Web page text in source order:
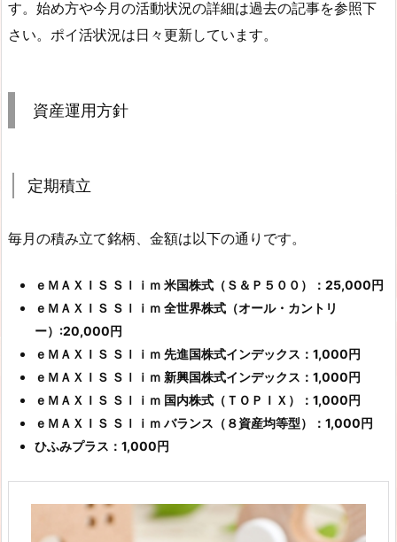
す。始め方や今月の活動状況の詳細は過去の記事を参照下
さい。ポイ活状況は日々更新しています。
資産運用方針
定期積立
毎月の積み立て銘柄、金額は以下の通りです。
ｅＭＡＸＩＳ Ｓｌｉｍ 米国株式（Ｓ＆Ｐ５００）：25,000円
ｅＭＡＸＩＳ Ｓｌｉｍ 全世界株式（オール・カントリ
ー）:20,000円
ｅＭＡＸＩＳ Ｓｌｉｍ 先進国株式インデックス：1,000円
ｅＭＡＸＩＳ Ｓｌｉｍ 新興国株式インデックス：1,000円
ｅＭＡＸＩＳ Ｓｌｉｍ 国内株式（ＴＯＰＩＸ）：1,000円
ｅＭＡＸＩＳ Ｓｌｉｍ バランス（８資産均等型）：1,000円
ひふみプラス：1,000円